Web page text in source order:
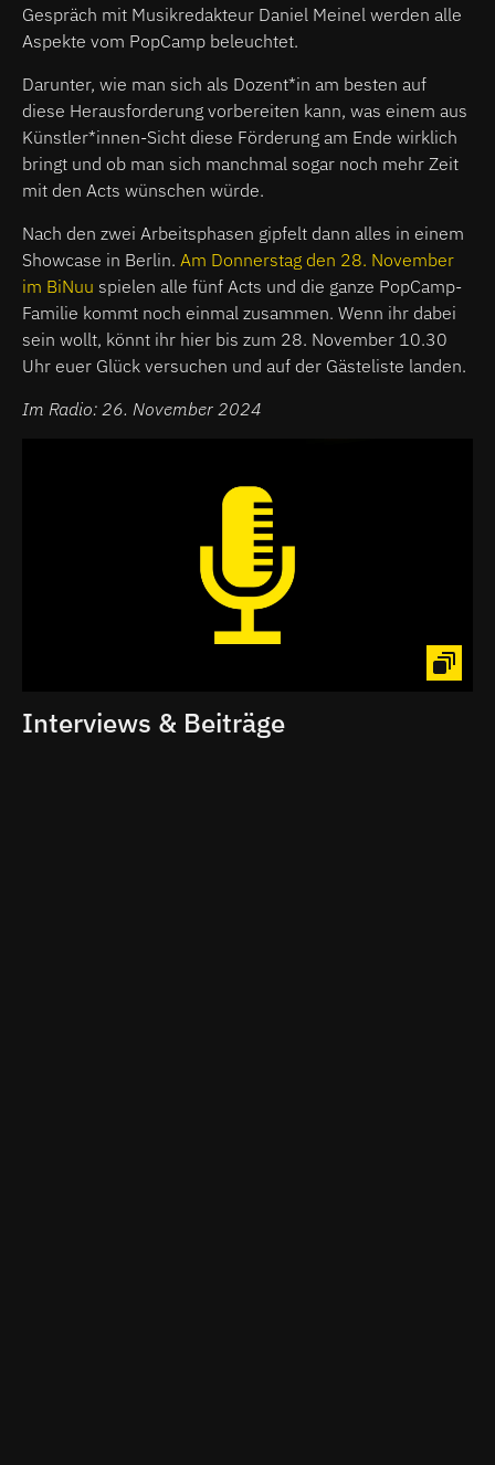
Gespräch mit Musikredakteur Daniel Meinel werden alle
Aspekte vom PopCamp beleuchtet.
Darunter, wie man sich als Dozent*in am besten auf
diese Herausforderung vorbereiten kann, was einem aus
Künstler*innen-Sicht diese Förderung am Ende wirklich
bringt und ob man sich manchmal sogar noch mehr Zeit
mit den Acts wünschen würde.
Nach den zwei Arbeitsphasen gipfelt dann alles in einem
Showcase in Berlin. Am Donnerstag den 28. November
im BiNuu spielen alle fünf Acts und die ganze PopCamp-
Familie kommt noch einmal zusammen. Wenn ihr dabei
sein wollt, könnt ihr hier bis zum 28. November 10.30
Uhr euer Glück versuchen und auf der Gästeliste landen.
Im Radio: 26. November 2024
Interviews & Beiträge